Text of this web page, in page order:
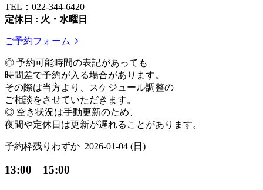
TEL：022-344-6420
定休日 : 火・水曜日
ご予約フォーム
◎ 予約可能時間の表記があっても
時間差で予約が入る場合があります。
その際は当方より、スケジュール調整の
ご相談をさせていただきます。
◎ 空き状況は手動更新のため、
夜間や定休日は更新が遅れることがあります。
予約枠残りわずか 2026-01-04 (日)
13:00 15:00